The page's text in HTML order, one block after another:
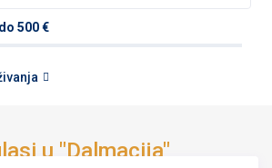
500 €
u "Dalmacija"